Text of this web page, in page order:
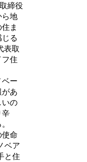
締役
ら地
ま
る
表取
住
ー
があ
いの
辛
使命
ベア
と住